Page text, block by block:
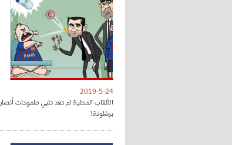
2019-5-24
الألقاب المحلية لم تعد تلبي طموحات أنصار
برشلونة!